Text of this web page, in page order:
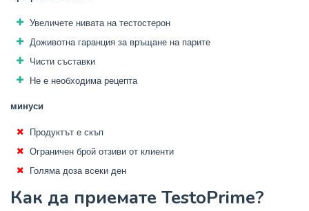
Увеличете нивата на тестостерон
Доживотна гаранция за връщане на парите
Чисти съставки
Не е необходима рецепта
минуси
Продуктът е скъп
Ограничен брой отзиви от клиенти
Голяма доза всеки ден
Как да приемате TestoPrime?